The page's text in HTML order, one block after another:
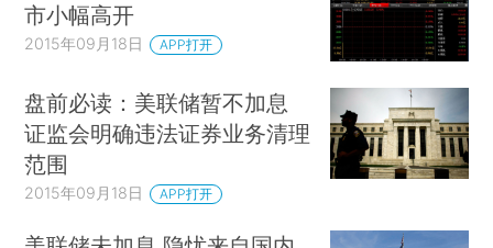
市小幅高开
2015年09月18日 APP打开
盘前必读：美联储暂不加息
证监会明确违法证券业务清理
范围
2015年09月18日 APP打开